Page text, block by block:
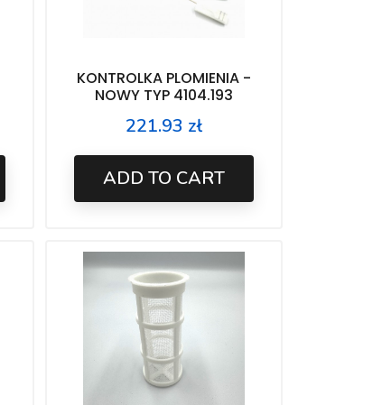
KONTROLKA PLOMIENIA -
NOWY TYP 4104.193
Price
221.93 zł
ADD TO CART